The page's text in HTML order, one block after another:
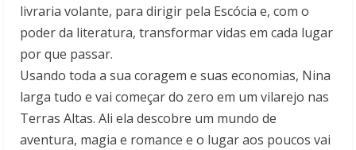
livraria volante, para dirigir pela Escócia e, com o
poder da literatura, transformar vidas em cada lugar
por que passar.
Usando toda a sua coragem e suas economias, Nina
larga tudo e vai começar do zero em um vilarejo nas
Terras Altas. Ali ela descobre um mundo de
aventura, magia e romance e o lugar aos poucos vai